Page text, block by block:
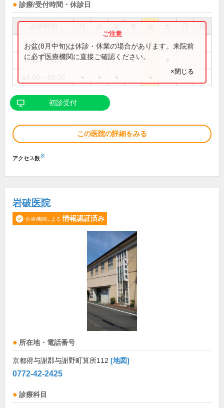
診療/受付時間・休診日
9:30～12:30 ● ● ● ●
9:30～13:00 ●
お盆(8月中旬)は休診・休業の場合があります。来院前
に必ず医療機関に直接ご確認ください。
×閉じる
初診受付
この医院の詳細をみる
アクセス数※
岩破医院
医療機関による 情報認証済み
所在地・電話番号
京都府与謝郡与謝野町算所112 [地図]
0772-42-2425
診療科目